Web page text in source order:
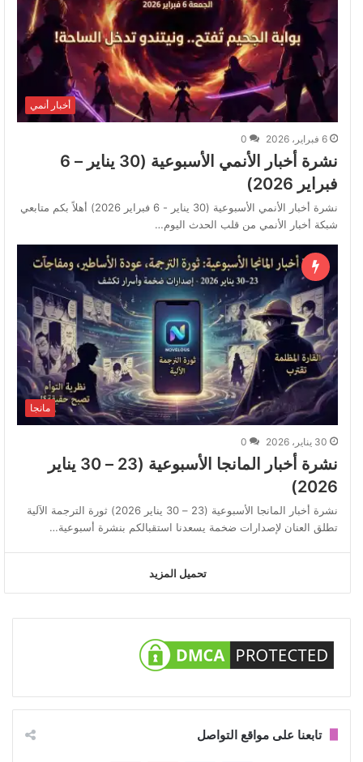
أخبار أنمي
6 فبراير، 2026 0
نشرة أخبار الأنمي الأسبوعية (30 يناير – 6
فبراير 2026)
نشرة أخبار الأنمي الأسبوعية (30 يناير - 6 فبراير 2026) أهلاً بكم متابعي
شبكة أخبار الأنمي من قلب الحدث اليوم…
مانجا
30 يناير، 2026 0
نشرة أخبار المانجا الأسبوعية (23 – 30 يناير
2026)
نشرة أخبار المانجا الأسبوعية (23 – 30 يناير 2026) ثورة الترجمة الآلية
تطلق العنان لإصدارات ضخمة يسعدنا استقبالكم بنشرة أسبوعية…
تحميل المزيد
تابعنا على مواقع التواصل